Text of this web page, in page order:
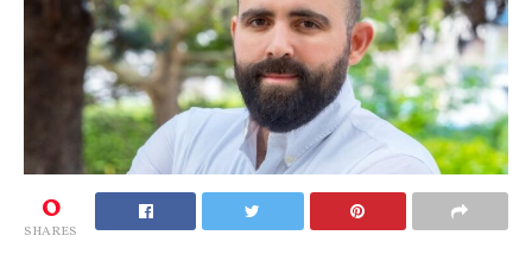
0
SHARES